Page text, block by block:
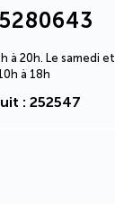
à 20h. Le samedi et
à 18h
: 252547